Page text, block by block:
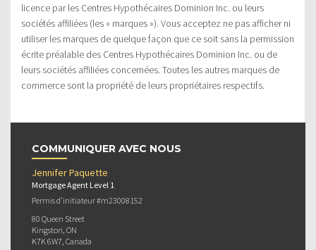
licence par les Centres Hypothécaires Dominion Inc. ou leurs
sociétés affiliées (les « marques »). Vous acceptez ne pas afficher ni
utiliser les marques de quelque façon que ce soit sans la permission
écrite préalable des Centres Hypothécaires Dominion Inc. ou de
leurs sociétés affiliées concernées. Toutes les autres marques de
commerce sont la propriété de leurs propriétaires respectifs.
COMMUNIQUER AVEC NOUS
Jennifer Paquette
Mortgage Agent Level 1
Permis d’initiateur #m23008152
80 Queen Street
Kingston, ON
K7K 6W7, Canada